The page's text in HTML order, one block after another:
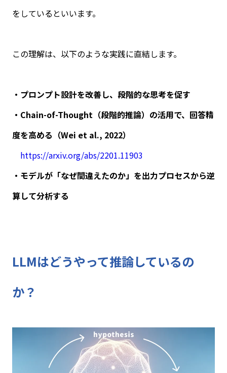
をしているといいます。
この理解は、以下のような実践に直結します。
・プロンプト設計を改善し、段階的な思考を促す
・ Chain-of-Thought （段階的推論）の活用で、回答精
度を高める（Wei et al., 2022）
https://arxiv.org/abs/2201.11903
・モデルが「なぜ間違えたのか」を出力プロセスから逆
算して分析する
LLMはどうやって推論しているの
か？